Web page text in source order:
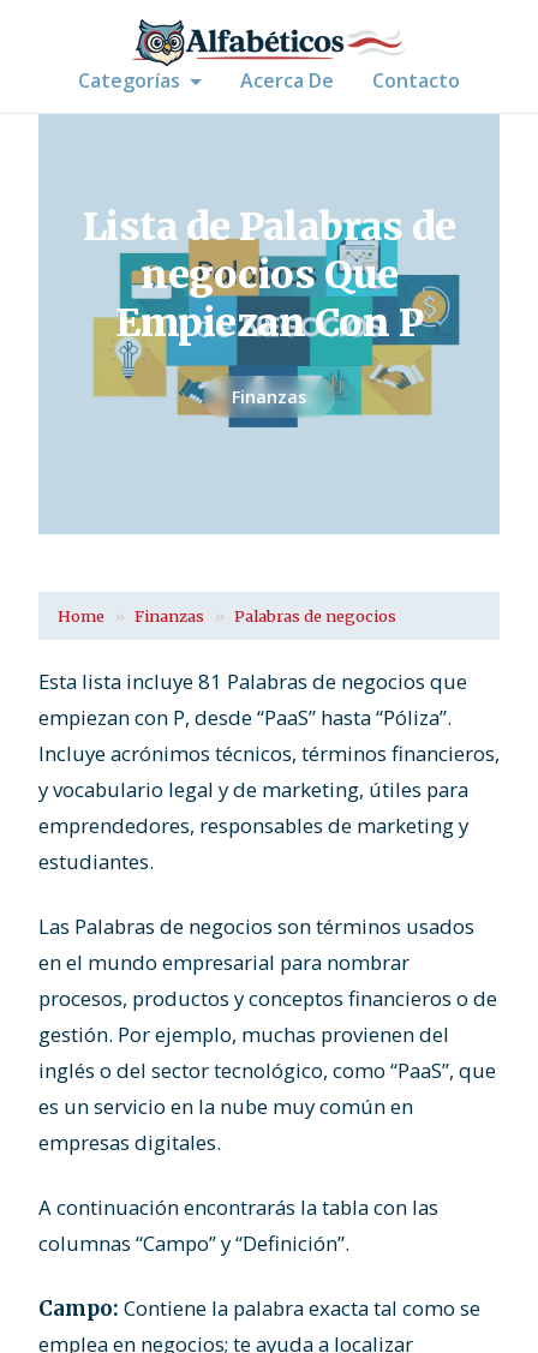
Categorías Acerca De Contacto
Lista de Palabras de
negocios Que
Empiezan Con P
Finanzas
Home Finanzas Palabras de negocios
Esta lista incluye 81 Palabras de negocios que
empiezan con P, desde “PaaS” hasta “Póliza”.
Incluye acrónimos técnicos, términos financieros,
y vocabulario legal y de marketing, útiles para
emprendedores, responsables de marketing y
estudiantes.
Las Palabras de negocios son términos usados
en el mundo empresarial para nombrar
procesos, productos y conceptos financieros o de
gestión. Por ejemplo, muchas provienen del
inglés o del sector tecnológico, como “PaaS”, que
es un servicio en la nube muy común en
empresas digitales.
A continuación encontrarás la tabla con las
columnas “Campo” y “Definición”.
Campo: Contiene la palabra exacta tal como se
emplea en negocios; te ayuda a localizar